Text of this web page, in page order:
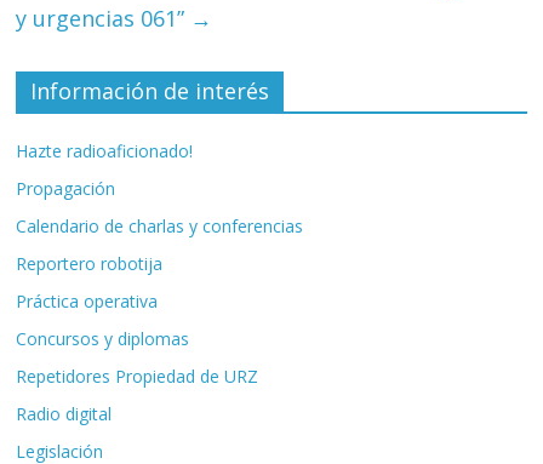
y urgencias 061” →
Información de interés
Hazte radioaficionado!
Propagación
Calendario de charlas y conferencias
Reportero robotija
Práctica operativa
Concursos y diplomas
Repetidores Propiedad de URZ
Radio digital
Legislación